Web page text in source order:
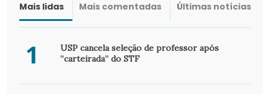
Mais lidas Mais comentadas Últimas notícias
1
USP cancela seleção de professor após
“carteirada” do STF